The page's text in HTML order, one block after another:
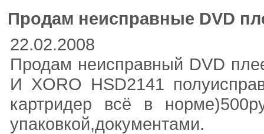
Продам неисправные DVD
22.02.2008
Продам неисправный DVD
И XORO HSD2141
картридер всё в
упаковкой,документами.